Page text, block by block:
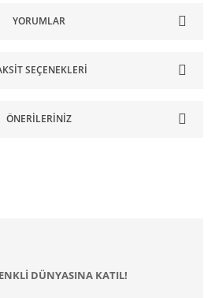
YORUMLAR
SEÇENEKLERI
ÖNERILERINIZ
DÜNYASINA KATIL!